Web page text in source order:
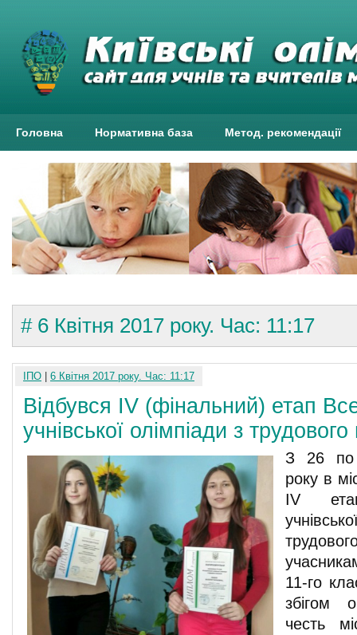
Головна Нормативна база Метод. рекомендації
# 6 Квітня 2017 року. Час: 11:17
ІПО 6 Квітня 2017 року. Час: 11:17
Відбувся IV (фінальний) етап
учнівської олімпіади з
З 26 по
року в
IV етап
11-го
збігом
честь